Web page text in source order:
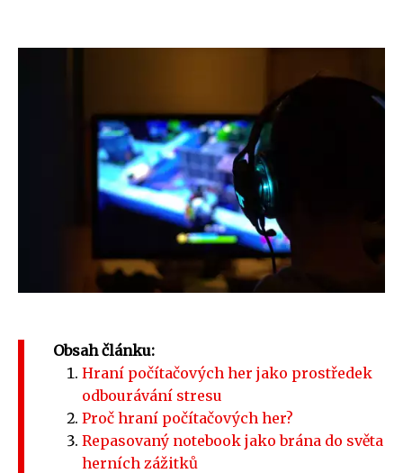
Obsah článku:
Hraní počítačových her jako prostředek
odbourávání stresu
Proč hraní počítačových her?
Repasovaný notebook jako brána do světa
herních zážitků